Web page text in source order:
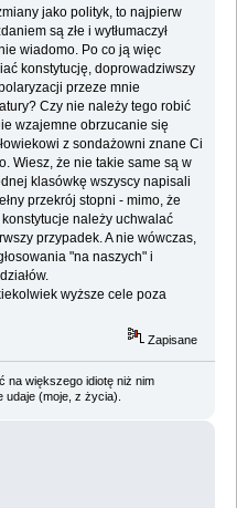
jako polityk, to najpierw
są złe i wytłumaczył
wiadomo. Po co ją więc
konstytucję, doprowadziwszy
przeze mnie
Czy nie należy tego robić
wzajemne obrzucanie się
z sondażowni znane Ci
Wiesz, że nie takie same są w
klasówkę wszyscy napisali
przekrój stopni - mimo, że
należy uchwalać
przypadek. A nie wówczas,
"na naszych" i
wyższe cele poza
Zapisane
na większego idiotę niż nim
(moje, z życia).